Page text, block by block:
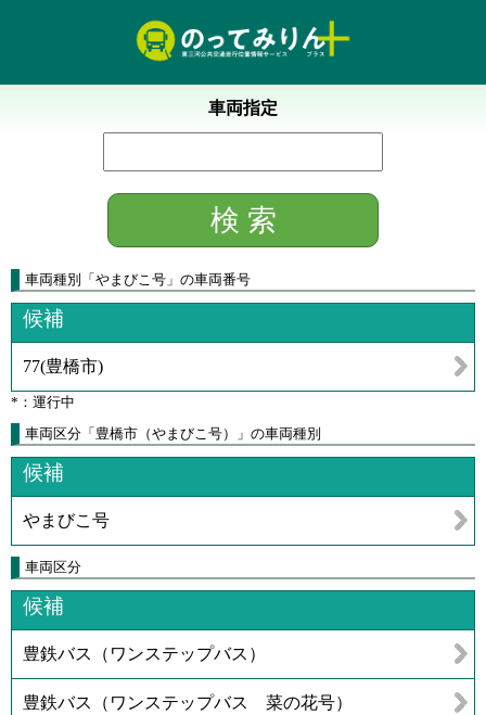
車両指定
車両種別 「 やまびこ号 」 の車両番号
候補
77(豊橋市)
*：運行中
車両区分「豊橋市（やまびこ号）」の車両種別
候補
やまびこ号
車両区分
候補
豊鉄バス（ワンステップバス）
豊鉄バス（ワンステップバス 菜の花号）